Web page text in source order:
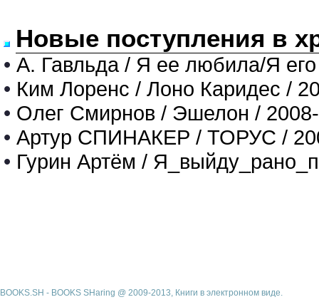
Новые поступления в
• А. Гавльда / Я ее любила/Я
• Ким Лоренс / Лоно Каридес /
• Олег Смирнов / Эшелон /
• Артур СПИНАКЕР / ТОРУС /
• Гурин Артём /
BOOKS.SH - BOOKS SHaring @ 2009-2013, Книги в электронном виде.